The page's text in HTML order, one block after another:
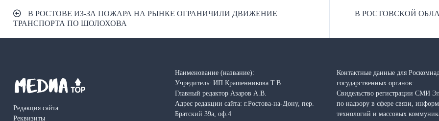
Навигация
по
записям
В РОСТОВЕ ИЗ-ЗА ПОЖАРА НА РЫНКЕ ОГРАНИЧИЛИ ДВИЖЕНИЕ
ТРАНСПОРТА ПО ШОЛОХОВА
В РОСТОВСКОЙ
Редакция сайта
Реквизиты
Наименование (название):
Учредитель: ИП Крашенникова Т.В.
Главный редактор Азаров А.В.
Адрес редакции сайта: г.Ростова-на-Дону, пер.
Братский 39а, оф.4
Контактные данные для
государственных органов:
Свидельство регистрации СМИ
по надзору в сфере связи,
технологий и массовых